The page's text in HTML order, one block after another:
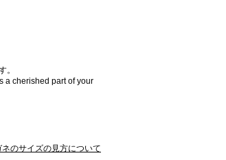
。
a cherished part of your
のサイズの見方について